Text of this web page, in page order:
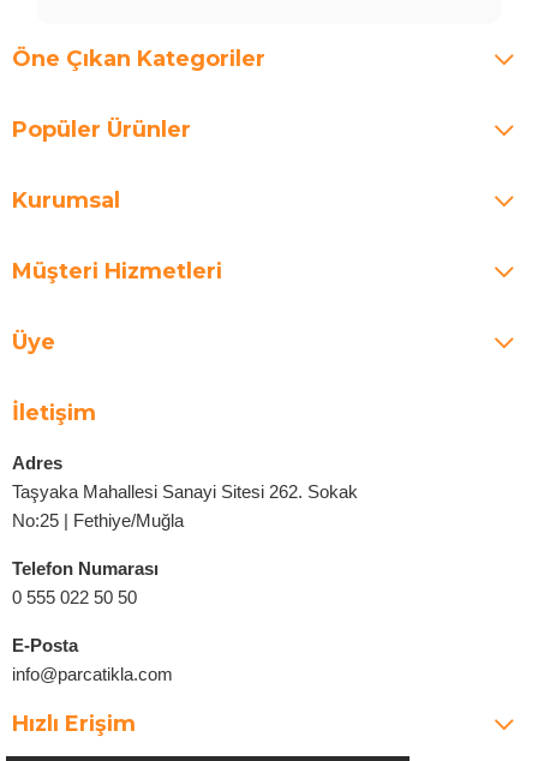
Öne Çıkan Kategoriler
Popüler Ürünler
Kurumsal
Müşteri Hizmetleri
Üye
İletişim
Adres
Taşyaka Mahallesi Sanayi Sitesi 262. Sokak
No:25 | Fethiye/Muğla
Telefon Numarası
0 555 022 50 50
E-Posta
info@parcatikla.com
Hızlı Erişim